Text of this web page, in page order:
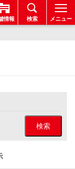
情報 検索 メニュー
検索